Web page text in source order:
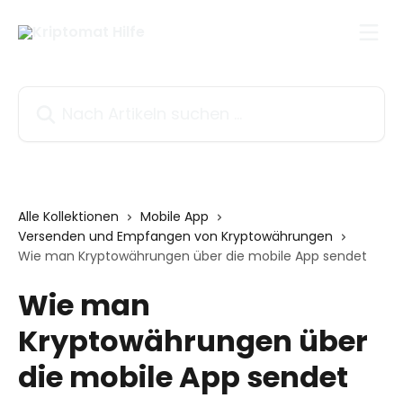
Alle Kollektionen
Mobile App
Versenden und Empfangen von Kryptowährungen
Wie man Kryptowährungen über die mobile App sendet
Wie man
Kryptowährungen über
die mobile App sendet